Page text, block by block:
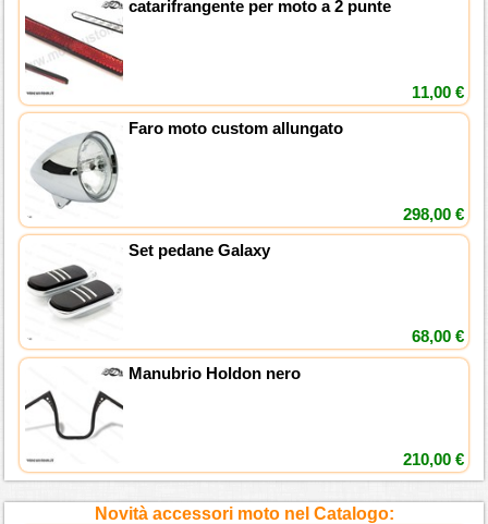
catarifrangente per moto a 2 punte
11,00 €
Faro moto custom allungato
298,00 €
Set pedane Galaxy
68,00 €
Manubrio Holdon nero
210,00 €
Novità accessori moto nel Catalogo: